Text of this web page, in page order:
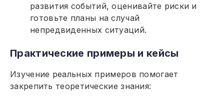
развития событий, оценивайте риски и
готовьте планы на случай
непредвиденных ситуаций.
Практические примеры и кейсы
Изучение реальных примеров помогает
закрепить теоретические знания: